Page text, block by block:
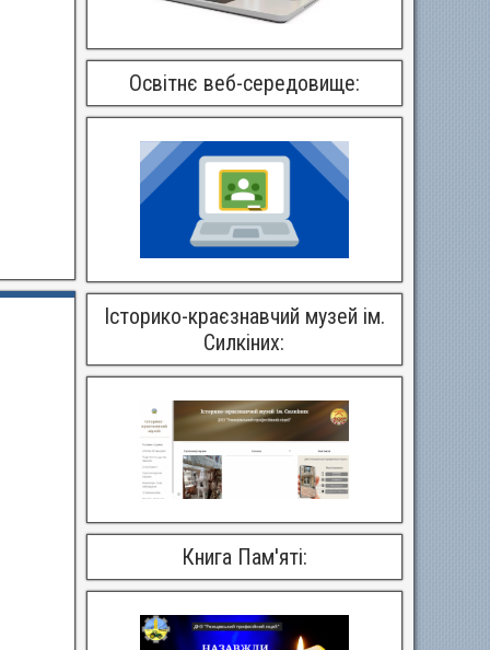
Освітнє веб-середовище:
Історико-краєзнавчий музей ім.
Силкіних:
Книга Пам'яті: